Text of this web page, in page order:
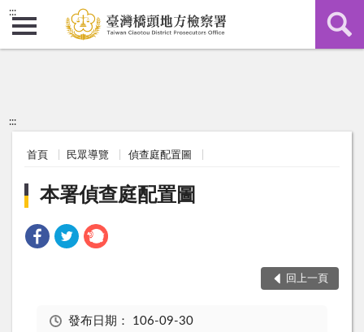
:::
:::
首頁 民眾導覽 偵查庭配置圖
本署偵查庭配置圖
回上一頁
發布日期： 106-09-30